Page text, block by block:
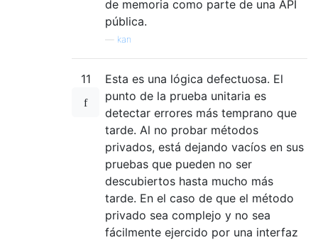
de memoria como parte de una API
pública.
kan
11
Esta es una lógica defectuosa. El
punto de la prueba unitaria es
detectar errores más temprano que
tarde. Al no probar métodos
privados, está dejando vacíos en sus
pruebas que pueden no ser
descubiertos hasta mucho más
tarde. En el caso de que el método
privado sea complejo y no sea
fácilmente ejercido por una interfaz